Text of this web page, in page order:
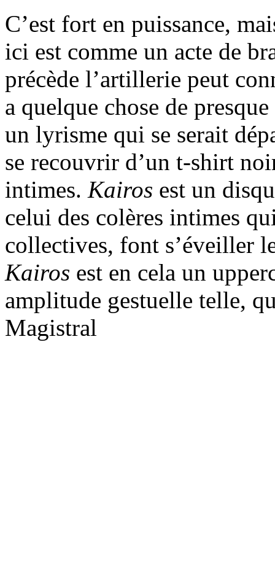
C’est fort en puissance,
ici est comme un acte de
précède l’artillerie peut
a quelque chose de
un lyrisme qui se serait
se recouvrir d’un t-shirt
intimes. Kairos est un
celui des colères intimes
collectives, font s’éveiller
Kairos est en cela un
amplitude gestuelle telle,
Magistral